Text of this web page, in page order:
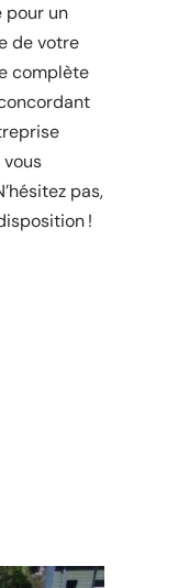
pour un
de votre
complète
pas,
!